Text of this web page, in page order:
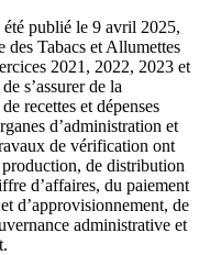
publié le 9 avril 2025,
des Tabacs et Allumettes
2021, 2022, 2023 et
s’assurer de la
recettes et dépenses
d’administration et
de vérification ont
de distribution
d’affaires, du paiement
d’approvisionnement, de
administrative et